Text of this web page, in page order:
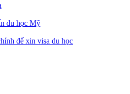
du học Mỹ